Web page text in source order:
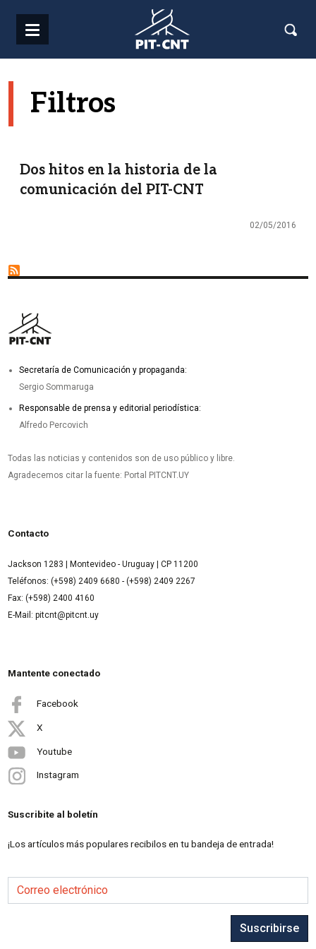
Filtros
Dos hitos en la historia de la
comunicación del PIT-CNT
02/05/2016
Secretaría de Comunicación y propaganda:
Sergio Sommaruga
Responsable de prensa y editorial periodística:
Alfredo Percovich
Todas las noticias y contenidos son de uso público y libre.
Agradecemos citar la fuente: Portal PITCNT.UY
Contacto
Jackson 1283 | Montevideo - Uruguay | CP 11200
Teléfonos: (+598) 2409 6680 - (+598) 2409 2267
Fax: (+598) 2400 4160
E-Mail: pitcnt@pitcnt.uy
Mantente conectado
Facebook
X
Youtube
Instagram
Suscribite al boletín
¡Los artículos más populares recibilos en tu bandeja de entrada!
Correo electrónico
Suscribirse